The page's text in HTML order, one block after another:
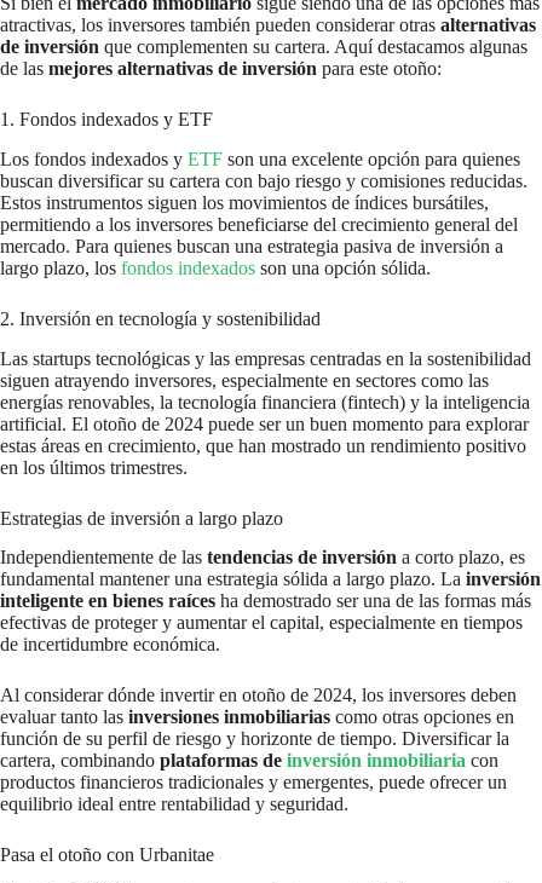
atractivas, los inversores también pueden considerar otras alternativas
de inversión que complementen su cartera. Aquí destacamos algunas
de las mejores alternativas de inversión para este otoño:
1. Fondos indexados y ETF
Los fondos indexados y ETF son una excelente opción para quienes
buscan diversificar su cartera con bajo riesgo y comisiones reducidas.
Estos instrumentos siguen los movimientos de índices bursátiles,
permitiendo a los inversores beneficiarse del crecimiento general del
mercado. Para quienes buscan una estrategia pasiva de inversión a
largo plazo, los fondos indexados son una opción sólida.
2. Inversión en tecnología y sostenibilidad
Las startups tecnológicas y las empresas centradas en la sostenibilidad
siguen atrayendo inversores, especialmente en sectores como las
energías renovables, la tecnología financiera (fintech) y la inteligencia
artificial. El otoño de 2024 puede ser un buen momento para explorar
estas áreas en crecimiento, que han mostrado un rendimiento positivo
en los últimos trimestres.
Estrategias de inversión a largo plazo
Independientemente de las tendencias de inversión a corto plazo, es
fundamental mantener una estrategia sólida a largo plazo. La inversión
inteligente en bienes raíces ha demostrado ser una de las formas más
efectivas de proteger y aumentar el capital, especialmente en tiempos
de incertidumbre económica.
Al considerar dónde invertir en otoño de 2024, los inversores deben
evaluar tanto las inversiones inmobiliarias como otras opciones en
función de su perfil de riesgo y horizonte de tiempo. Diversificar la
cartera, combinando plataformas de inversión inmobiliaria con
productos financieros tradicionales y emergentes, puede ofrecer un
equilibrio ideal entre rentabilidad y seguridad.
Pasa el otoño con Urbanitae